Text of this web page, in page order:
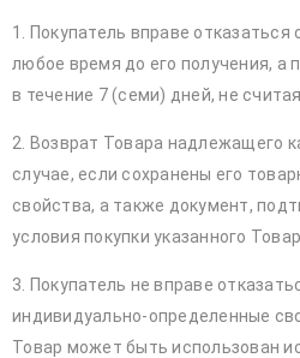
1. Покупатель вправе отказаться
любое время до его получения, а
в течение 7 (семи) дней, не
2. Возврат Товара надлежащего
случае, если сохранены его
свойства, а также документ,
условия покупки указанного
3. Покупатель не вправе
индивидуально-определенные
Товар может быть использован